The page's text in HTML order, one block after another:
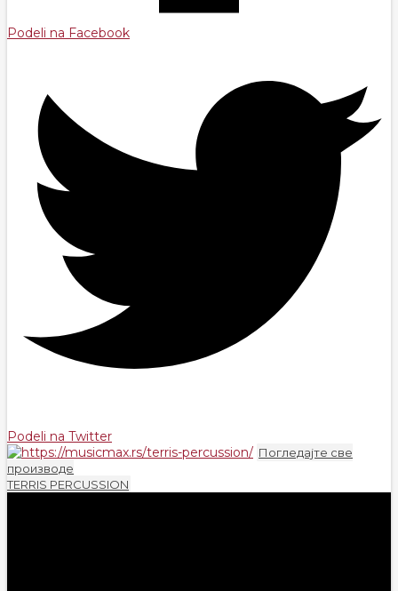
Podeli na Facebook
Podeli na Twitter
Погледајте све
производе
TERRIS PERCUSSION